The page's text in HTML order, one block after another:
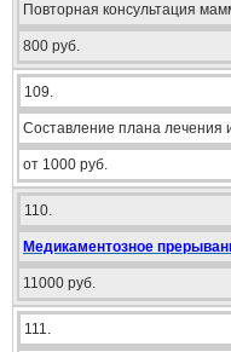
Повторная консультация
800 руб.
109.
Составление плана лечения
от 1000 руб.
110.
Медикаментозное
11000 руб.
111.